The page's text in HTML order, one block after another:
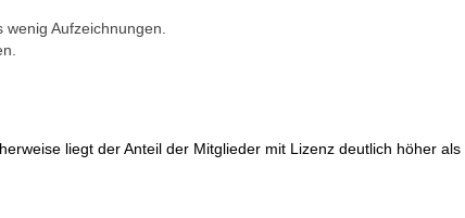
Aufzeichnungen.
liegt der Anteil der Mitglieder mit Lizenz deutlich höher